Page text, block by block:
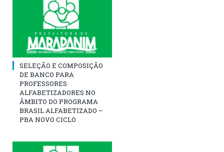
SELEÇÃO E COMPOSIÇÃO
DE BANCO PARA
PROFESSORES
ALFABETIZADORES NO
ÂMBITO DO PROGRAMA
BRASIL ALFABETIZADO –
PBA NOVO CICLO